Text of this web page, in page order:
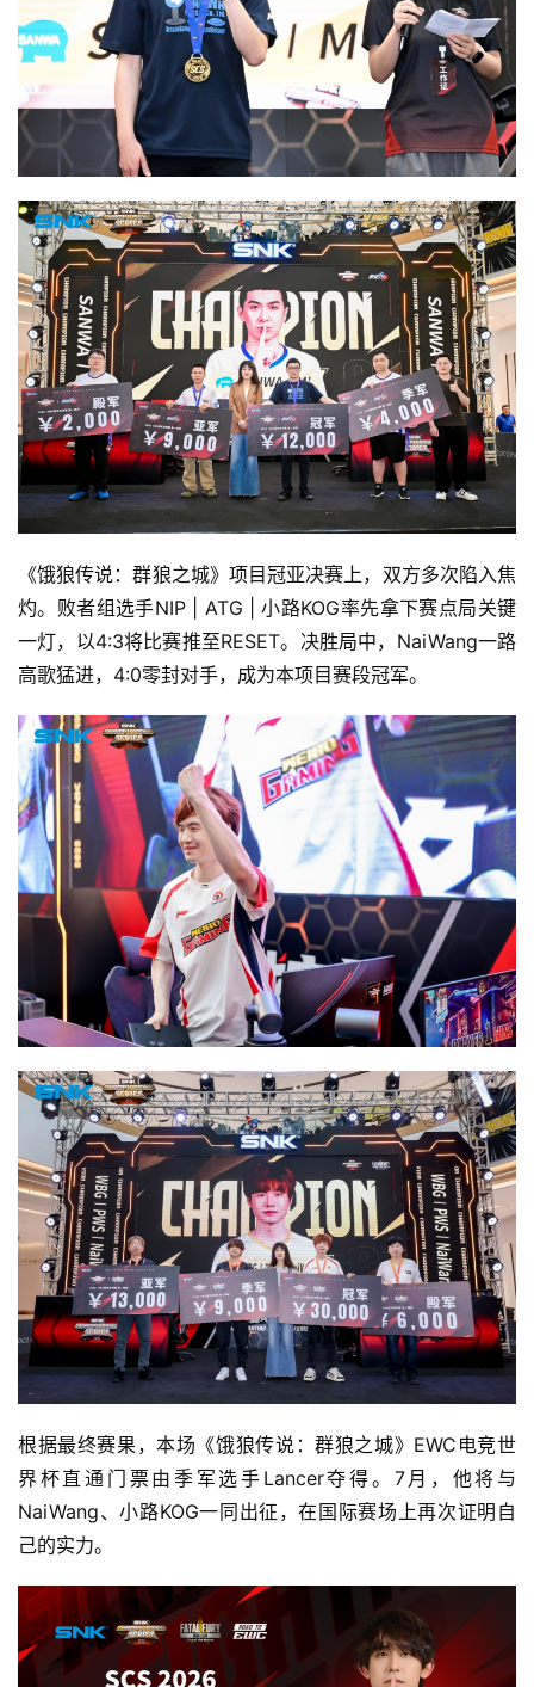
《饿狼传说：群狼之城》项目冠亚决赛上，双方多次陷入焦
灼。败者组选手NIP | ATG | 小路KOG率先拿下赛点局关键
一灯，以4:3将比赛推至RESET。决胜局中，NaiWang一路
高歌猛进，4:0零封对手，成为本项目赛段冠军。
根据最终赛果，本场《饿狼传说：群狼之城》EWC电竞世
界杯直通门票由季军选手Lancer夺得。7月，他将与
NaiWang、小路KOG一同出征，在国际赛场上再次证明自
己的实力。